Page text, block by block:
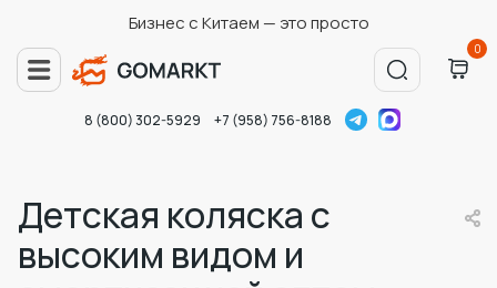
Бизнес с Китаем — это просто
0
8 (800) 302-5929 +7 (958) 756-8188
Детская коляска с
высоким видом и